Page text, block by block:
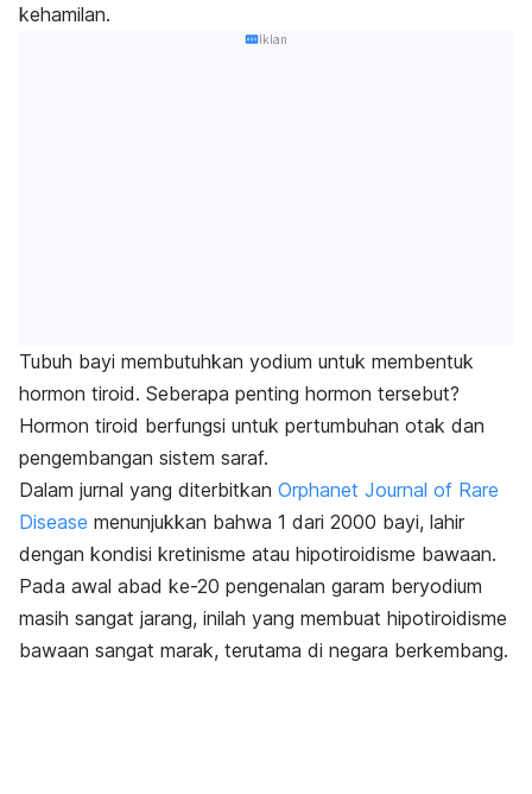
kehamilan.
Iklan
Tubuh bayi membutuhkan yodium untuk membentuk
hormon tiroid. Seberapa penting hormon tersebut?
Hormon tiroid berfungsi untuk pertumbuhan otak dan
pengembangan sistem saraf.
Dalam jurnal yang diterbitkan Orphanet Journal of Rare
Disease menunjukkan bahwa 1 dari 2000 bayi, lahir
dengan kondisi kretinisme atau hipotiroidisme bawaan.
Pada awal abad ke-20 pengenalan garam beryodium
masih sangat jarang, inilah yang membuat hipotiroidisme
bawaan sangat marak, terutama di negara berkembang.